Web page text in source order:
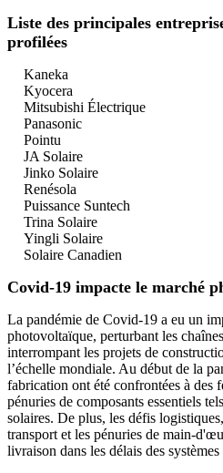
Liste des principales
profilées
Kaneka
Kyocera
Mitsubishi Électrique
Panasonic
Pointu
JA Solaire
Jinko Solaire
Renésola
Puissance Suntech
Trina Solaire
Yingli Solaire
Solaire Canadien
Covid-19 impacte le marché
La pandémie de Covid-19 a eu un
photovoltaïque, perturbant les
interrompant les projets de
l’échelle mondiale. Au début de la
fabrication ont été confrontées à des
pénuries de composants essentiels
solaires. De plus, les défis
transport et les pénuries de main-
livraison dans les délais des